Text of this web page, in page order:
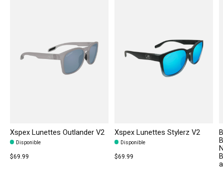
Xspex Lunettes Outlander V2
Disponible
$69.99
Xspex Lunettes Stylerz V2
Disponible
$69.99